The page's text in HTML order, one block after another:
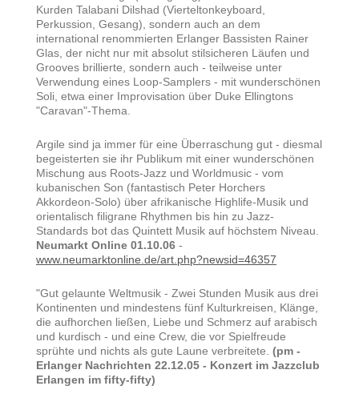
Kurden Talabani Dilshad (Vierteltonkeyboard,
Perkussion, Gesang), sondern auch an dem
international renommierten Erlanger Bassisten Rainer
Glas, der nicht nur mit absolut stilsicheren Läufen und
Grooves brillierte, sondern auch - teilweise unter
Verwendung eines Loop-Samplers - mit wunderschönen
Soli, etwa einer Improvisation über Duke Ellingtons
"Caravan"-Thema.
Argile sind ja immer für eine Überraschung gut - diesmal
begeisterten sie ihr Publikum mit einer wunderschönen
Mischung aus Roots-Jazz und Worldmusic - vom
kubanischen Son (fantastisch Peter Horchers
Akkordeon-Solo) über afrikanische Highlife-Musik und
orientalisch filigrane Rhythmen bis hin zu Jazz-
Standards bot das Quintett Musik auf höchstem Niveau.
Neumarkt Online 01.10.06 -
www.neumarktonline.de/art.php?newsid=46357
"Gut gelaunte Weltmusik - Zwei Stunden Musik aus drei
Kontinenten und mindestens fünf Kulturkreisen, Klänge,
die aufhorchen ließen, Liebe und Schmerz auf arabisch
und kurdisch - und eine Crew, die vor Spielfreude
sprühte und nichts als gute Laune verbreitete. (pm -
Erlanger Nachrichten 22.12.05 - Konzert im Jazzclub
Erlangen im fifty-fifty)